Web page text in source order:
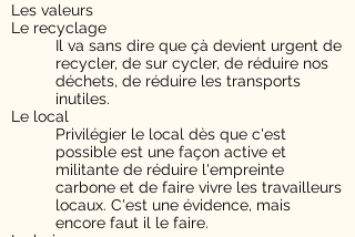
Les valeurs
Le recyclage
Il va sans dire que çà devient urgent de
recycler, de sur cycler, de réduire nos
déchets, de réduire les transports
inutiles.
Le local
Privilégier le local dès que c'est
possible est une façon active et
militante de réduire l'empreinte
carbone et de faire vivre les travailleurs
locaux. C'est une évidence, mais
encore faut il le faire.